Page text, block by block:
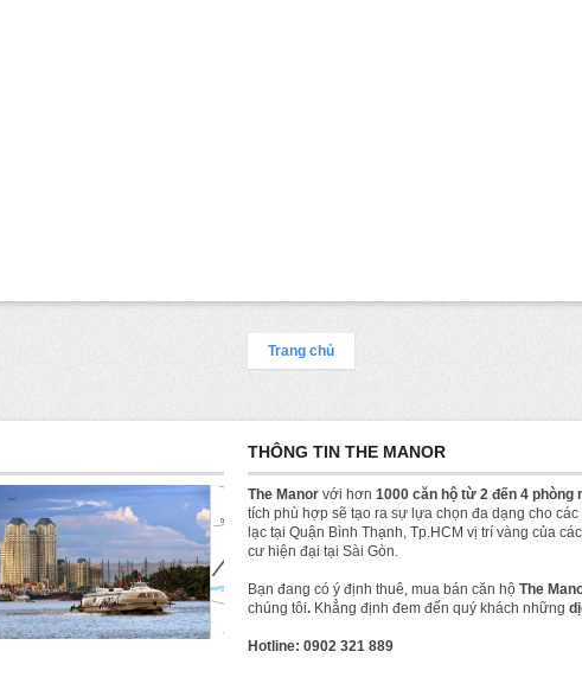
Trang chủ
THÔNG TIN THE MANOR
The Manor với hơn 1000 căn hộ từ 2 đến 4 phòng
tích phù hợp sẽ tạo ra sự lựa chọn đa dạng cho các
lạc tại Quận Bình Thạnh, Tp.HCM vị trí vàng của
cư hiện đại tại Sài Gòn.
Bạn đang có ý định thuê, mua bán căn hộ The
chúng tôi. Khẳng định đem đến quý khách những
Hotline: 0902 321 889